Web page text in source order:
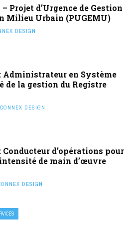
Projet d’Urgence de Gestion
Milieu Urbain (PUGEMU)
DESIGN
Administrateur en Système
de la gestion du Registre
CONNEX DESIGN
d’opérations pour
de main d’œuvre
DESIGN